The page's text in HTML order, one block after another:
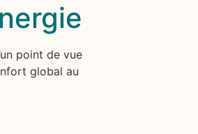
point de vue
global au